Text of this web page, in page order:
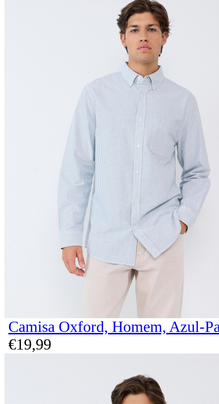
Camisa Oxford, Homem, Azul-
€19,99